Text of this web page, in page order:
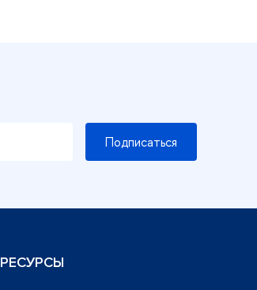
Подписаться
РЕСУРСЫ